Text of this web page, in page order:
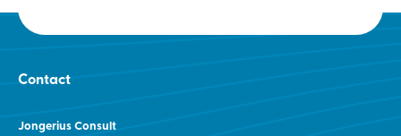
Contact